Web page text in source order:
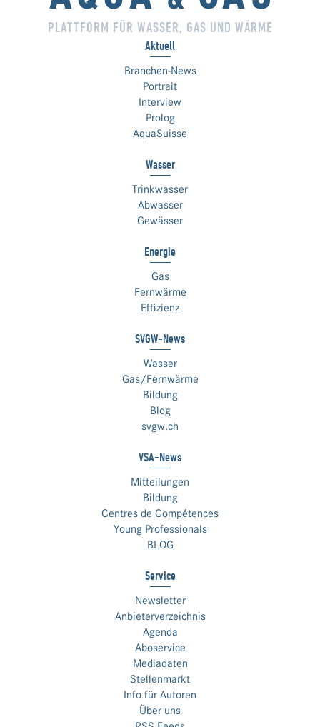
PLATTFORM FÜR WASSER, GAS UND WÄRME
Aktuell
Branchen-News
Portrait
Interview
Prolog
AquaSuisse
Wasser
Trinkwasser
Abwasser
Gewässer
Energie
Gas
Fernwärme
Effizienz
SVGW-News
Wasser
Gas/Fernwärme
Bildung
Blog
svgw.ch
VSA-News
Mitteilungen
Bildung
Centres de Compétences
Young Professionals
BLOG
Service
Newsletter
Anbieterverzeichnis
Agenda
Aboservice
Mediadaten
Stellenmarkt
Info für Autoren
Über uns